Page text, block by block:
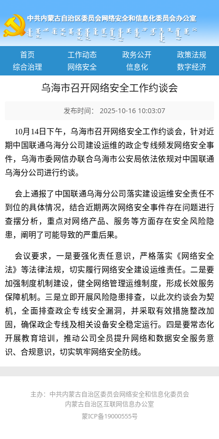
首页 工作动态 政务公开
政策法规
综合治理
网络安全 信息化 数字经济
乌海市召开网络安全工作约谈会
发布时间： 2025-10-16 10:03:07
10月14日下午，乌海市召开网络安全工作约谈会，针对近
期中国联通乌海分公司建设运维的政企专线频发网络安全事
件，乌海市委网信办联合乌海市公安局依法依规对中国联通
乌海分公司进行约谈。
会上通报了中国联通乌海分公司落实建设运维安全责任不
到位的具体情况，结合近期两次网络安全事件存在问题进行
查摆分析，重点对网络产品、服务等方面存在安全风险隐
患，阐明了可能导致的严重后果。
会议要求，一是要强化责任意识，严格落实《网络安全
法》等法律法规，切实履行网络安全建设运维责任。二是要
加强制度机制建设，健全网络管理运维制度，形成长效服务
保障机制。三是立即开展风险隐患排查，以此次约谈会为契
机，全面排查政企专线安全漏洞，并采取有效措施整改加
固，确保政企专线及相关设备安全稳定运行。四是要常态化
开展教育培训，推动公司全员提升网络和数据安全服务意
识、合规意识，切实筑牢网络安全防线。
主办：中共内蒙古自治区委员会网络安全和信息化委员会
内蒙古自治区互联网信息办公室
蒙ICP备19000555号